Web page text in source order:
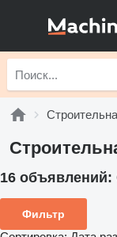
16 объявлений:
Фильтр